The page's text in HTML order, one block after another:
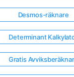
Desmos-räknare
Determinant
Gratis